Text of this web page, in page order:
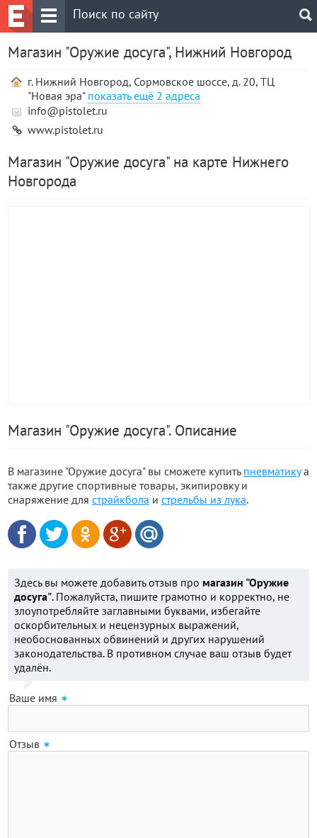
Магазин "Оружие досуга", Нижний Новгород
г. Нижний Новгород, Сормовское шоссе, д. 20, ТЦ
"Новая эра"
2 адреса
info@pistolet.ru
www.pistolet.ru
Магазин "Оружие досуга" на карте Нижнего
Новгорода
Магазин "Оружие досуга". Описание
В магазине "Оружие досуга" вы сможете купить пневматикуа
также другие спортивные товары, экипировку и
снаряжение для страйкбола и стрельбы из лука.
Здесь вы можете добавить отзыв про магазин "Оружие
досуга". Пожалуйста, пишите грамотно и корректно, не
злоупотребляйте заглавными буквами, избегайте
оскорбительных и нецензурных выражений,
необоснованных обвинений и других нарушений
законодательства. В противном случае ваш отзыв будет
удалён.
Ваше имя
Отзыв